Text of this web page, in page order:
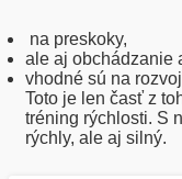
na preskoky,
ale aj obchádzanie
vhodné sú na
Toto je len časť z
tréning rýchlosti. S
rýchly, ale aj silný.